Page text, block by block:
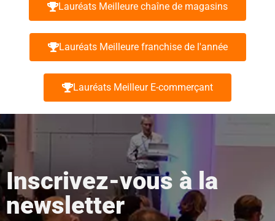
Lauréats Meilleure chaîne de magasins
Lauréats Meilleure franchise de l'année
Lauréats Meilleur E-commerçant
Inscrivez-vous à la
newsletter